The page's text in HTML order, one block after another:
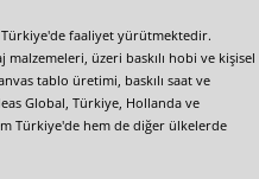
Türkiye'de faaliyet yürütmektedir.
üzeri baskılı hobi ve kişisel
tablo üretimi, baskılı saat ve
Global, Türkiye, Hollanda ve
Türkiye'de hem de diğer ülkelerde